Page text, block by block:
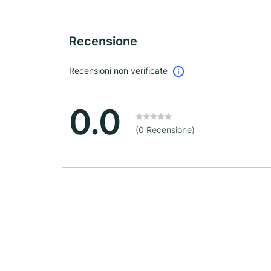
Recensione
Recensioni non verificate
0.0 (0 Recensione)